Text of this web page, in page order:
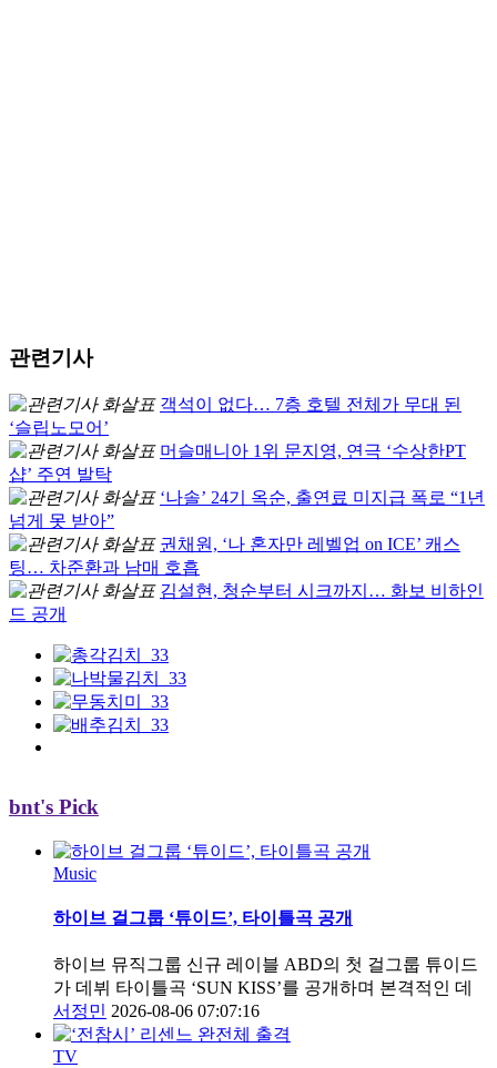
관련기사
객석이 없다… 7층 호텔 전체가 무대 된
‘슬립노모어’
머슬매니아 1위 문지영, 연극 ‘수상한PT
샵’ 주연 발탁
‘나솔’ 24기 옥순, 출연료 미지급 폭로 “1년
넘게 못 받아”
권채원, ‘나 혼자만 레벨업 on ICE’ 캐스
팅… 차준환과 남매 호흡
김설현, 청순부터 시크까지… 화보 비하인
드 공개
bnt's Pick
Music
하이브 걸그룹 ‘튜이드’, 타이틀곡 공개
하이브 뮤직그룹 신규 레이블 ABD의 첫 걸그룹 튜이드
가 데뷔 타이틀곡 ‘SUN KISS’를 공개하며 본격적인 데
서정민 2026-08-06 07:07:16
TV